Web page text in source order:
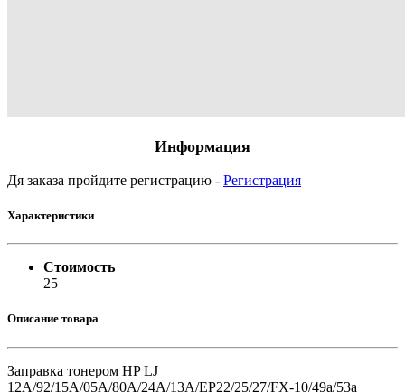
Информация
Дя заказа пройдите регистрацию - Регистрация
Характеристики
Стоимость
25
Описание товара
Заправка тонером HP LJ
12A/92/15A/05A/80A/24А/13A/EP22/25/27/FX-10/49а/53а